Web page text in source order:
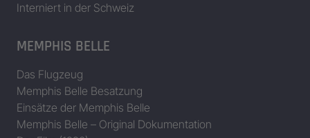
Interniert in der Schweiz
MEMPHIS BELLE
Das Flugzeug
Memphis Belle Besatzung
Einsätze der Memphis Belle
Memphis Belle – Original Dokumentation